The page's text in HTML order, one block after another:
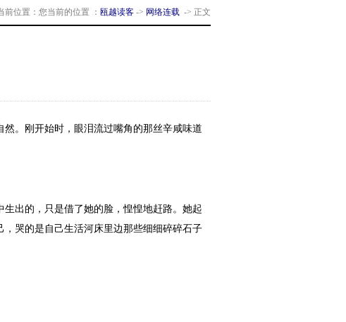
前位置：您当前的位置 ： 瓯越读客 -> 网络连载 -> 正文
。刚开始时，眼泪流过嘴角的那丝辛咸味道
出的，只是借了她的脸，惶惶地赶路。她起
哭的是自己生活河床里边那些细细碎碎石子